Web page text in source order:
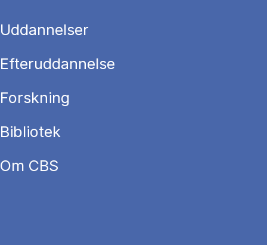
Uddannelser
Efteruddannelse
Forskning
Bibliotek
Om CBS